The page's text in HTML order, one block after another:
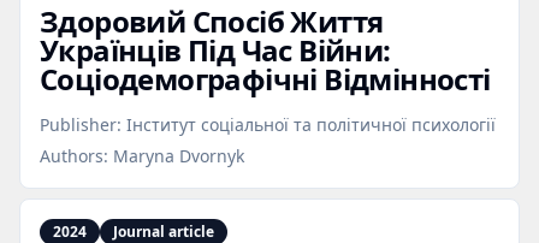
Здоровий Спосіб Життя
Українців Під Час Війни:
Соціодемографічні Відмінності
Publisher: Інститут соціальної та політичної психології
Authors: Maryna Dvornyk
2024 Journal article